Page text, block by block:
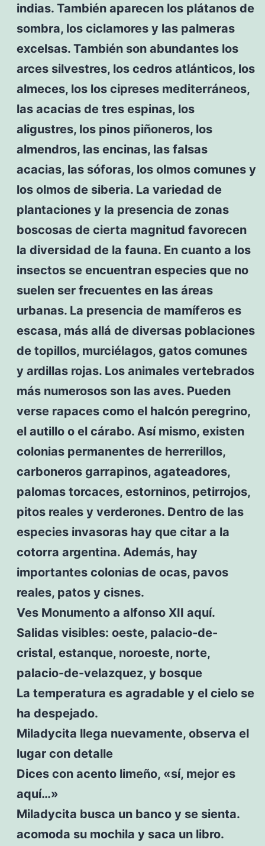
indias. También aparecen los plátanos de
sombra, los ciclamores y las palmeras
excelsas. También son abundantes los
arces silvestres, los cedros atlánticos, los
almeces, los los cipreses mediterráneos,
las acacias de tres espinas, los
aligustres, los pinos piñoneros, los
almendros, las encinas, las falsas
acacias, las sóforas, los olmos comunes y
los olmos de siberia. La variedad de
plantaciones y la presencia de zonas
boscosas de cierta magnitud favorecen
la diversidad de la fauna. En cuanto a los
insectos se encuentran especies que no
suelen ser frecuentes en las áreas
urbanas. La presencia de mamíferos es
escasa, más allá de diversas poblaciones
de topillos, murciélagos, gatos comunes
y ardillas rojas. Los animales vertebrados
más numerosos son las aves. Pueden
verse rapaces como el halcón peregrino,
el autillo o el cárabo. Así mismo, existen
colonias permanentes de herrerillos,
carboneros garrapinos, agateadores,
palomas torcaces, estorninos, petirrojos,
pitos reales y verderones. Dentro de las
especies invasoras hay que citar a la
cotorra argentina. Además, hay
importantes colonias de ocas, pavos
reales, patos y cisnes.
Ves Monumento a alfonso XII aquí.
Salidas visibles: oeste, palacio-de-
cristal, estanque, noroeste, norte,
palacio-de-velazquez, y bosque
La temperatura es agradable y el cielo se
ha despejado.
Miladycita llega nuevamente, observa el
lugar con detalle
Dices con acento limeño, «sí, mejor es
aquí…»
Miladycita busca un banco y se sienta.
acomoda su mochila y saca un libro.